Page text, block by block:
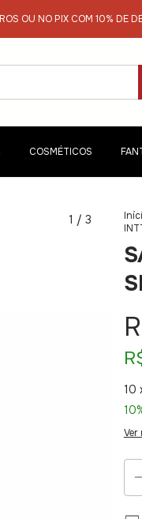
OU NO PIX COM 10% DE
COSMÉTICOS
1 / 3
10
Ver